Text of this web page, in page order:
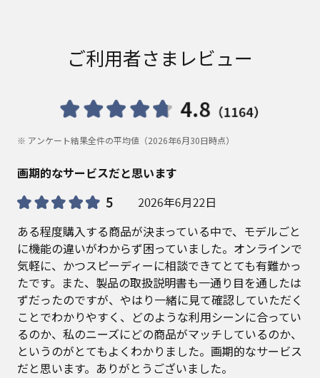
ご利用者さまレビュー
※ アンケート結果全件の平均値（2026年6月30日時点）
画期的なサービスだと思います
ある程度購入する商品が決まっている中で、モデルごと
に機能の違いがわからず困っていました。オンラインで
気軽に、かつスピーディーに相談できてとても有難かっ
たです。また、製品の取扱説明書も一通り目を通したは
ずだったのですが、やはり一緒に見て確認していただく
ことでわかりやすく、どのような利用シーンに合ってい
るのか、私のニーズにどの商品がマッチしているのか、
というのがとてもよくわかりました。画期的なサービス
だと思います。ありがとうございました。